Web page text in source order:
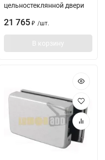
цельностеклянной двери
21 765 ₽ /шт.
В корзину